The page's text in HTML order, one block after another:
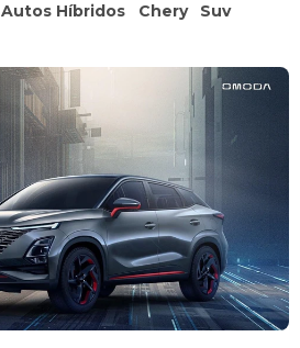
Autos Híbridos Chery
Suv